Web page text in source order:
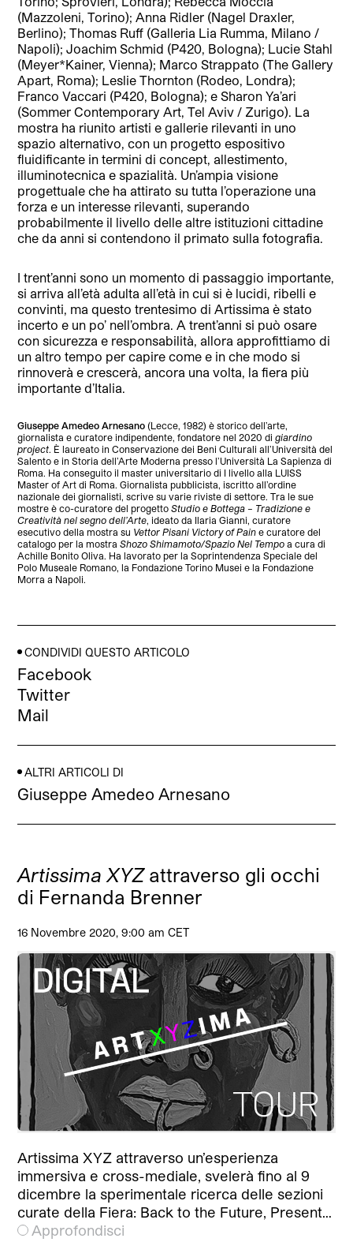
(Mazzoleni, Torino); Anna Ridler (Nagel Draxler,
Berlino); Thomas Ruff (Galleria Lia Rumma, Milano /
Napoli); Joachim Schmid (P420, Bologna); Lucie Stahl
(Meyer*Kainer, Vienna); Marco Strappato (The Gallery
Apart, Roma); Leslie Thornton (Rodeo, Londra);
Franco Vaccari (P420, Bologna); e Sharon Ya’ari
(Sommer Contemporary Art, Tel Aviv / Zurigo). La
mostra ha riunito artisti e gallerie rilevanti in uno
spazio alternativo, con un progetto espositivo
fluidificante in termini di concept, allestimento,
illuminotecnica e spazialità. Un’ampia visione
progettuale che ha attirato su tutta l’operazione una
forza e un interesse rilevanti, superando
probabilmente il livello delle altre istituzioni cittadine
che da anni si contendono il primato sulla fotografia.
I trent’anni sono un momento di passaggio importante,
si arriva all’età adulta all’età in cui si è lucidi, ribelli e
convinti, ma questo trentesimo di Artissima è stato
incerto e un po’ nell’ombra. A trent’anni si può osare
con sicurezza e responsabilità, allora approfittiamo di
un altro tempo per capire come e in che modo si
rinnoverà e crescerà, ancora una volta, la fiera più
importante d’Italia.
Giuseppe Amedeo Arnesano (Lecce, 1982) è storico dell’arte,
giornalista e curatore indipendente, fondatore nel 2020 digiardino
project . È laureato in Conservazione dei Beni Culturali all’Università del
Salento e in Storia dell’Arte Moderna presso l’Università La Sapienza di
Roma. Ha conseguito il master universitario di I livello alla LUISS
Master of Art di Roma. Giornalista pubblicista, iscritto all’ordine
nazionale dei giornalisti, scrive su varie riviste di settore. Tra le sue
mostre è co-curatore del progettoStudio e Bottega – Tradizione e
Creatività nel segno dell’Arte , ideato da Ilaria Gianni, curatore
esecutivo della mostra su Vettor Pisani Victory of Pain e curatore del
catalogo per la mostraShozo Shimamoto/Spazio Nel Tempo a cura di
Achille Bonito Oliva. Ha lavorato per la Soprintendenza Speciale del
Polo Museale Romano, la Fondazione Torino Musei e la Fondazione
Morra a Napoli.
CONDIVIDI QUESTO ARTICOLO
Facebook
Twitter
Mail
ALTRI ARTICOLI DI
Giuseppe Amedeo Arnesano
Artissima XYZattraverso gli occhi
di Fernanda Brenner
16 Novembre 2020, 9:00 am CET
Artissima XYZ attraverso un’esperienza
immersiva e cross-mediale, svelerà fino al 9
dicembre la sperimentale ricerca delle sezioni
curate della Fiera: Back to the Future, Present…
Approfondisci